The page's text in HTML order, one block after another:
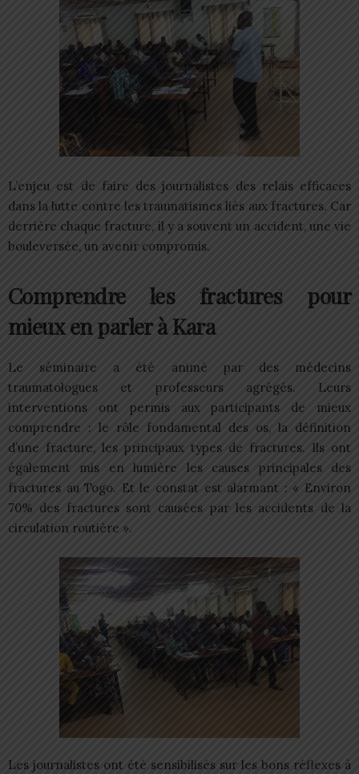
L’enjeu est de faire des journalistes des relais efficaces
dans la lutte contre les traumatismes liés aux fractures. Car
derrière chaque fracture, il y a souvent un accident, une vie
bouleversée, un avenir compromis.
Comprendre les fractures pour
mieux en parler à Kara
Le séminaire a été animé par des médecins
traumatologues et professeurs agrégés. Leurs
interventions ont permis aux participants de mieux
comprendre : le rôle fondamental des os, la définition
d’une fracture, les principaux types de fractures. Ils ont
également mis en lumière les causes principales des
fractures au Togo. Et le constat est alarmant : « Environ
70% des fractures sont causées par les accidents de la
circulation routière ».
Les journalistes ont été sensibilisés sur les bons réflexes à